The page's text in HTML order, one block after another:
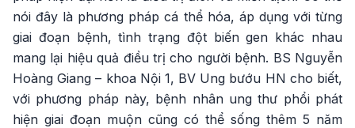
nói đây là phương pháp cá thể hóa, áp dụng với từng
giai đoạn bệnh, tình trạng đột biến gen khác nhau
mang lại hiệu quả điều trị cho người bệnh. BS Nguyễn
Hoàng Giang – khoa Nội 1, BV Ung bướu HN cho biết,
với phương pháp này, bệnh nhân ung thư phổi phát
hiện giai đoạn muộn cũng có thể sống thêm 5 năm